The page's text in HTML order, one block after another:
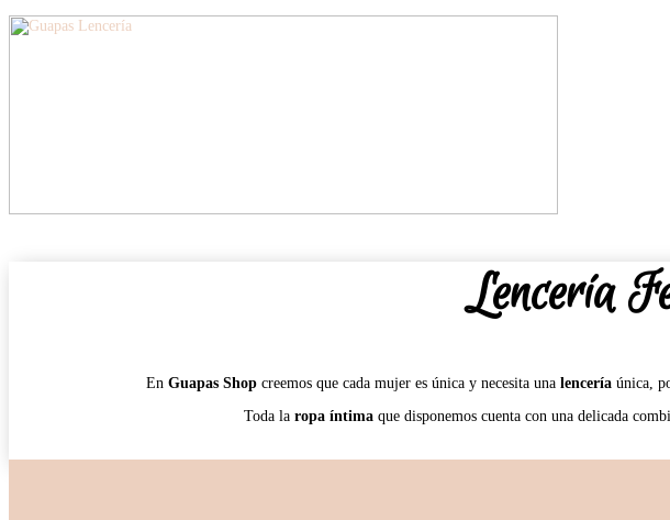
Lencería
En Guapas Shopcreemos que cada mujer es única y necesita una lenceríaúnica,
Toda la ropa íntima que disponemos cuenta con una delicada